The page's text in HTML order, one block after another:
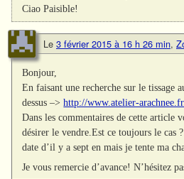
Ciao Paisible!
Le 3 février 2015 à 16 h 26 min,
Bonjour,
En faisant une recherche sur le tissage
dessus –>http://www.atelier-
Dans les commentaires de cette article
désirer le vendre.Est ce toujours le cas
date d’il y a sept en mais je tente ma
Je vous remercie d’avance! N’hésitez